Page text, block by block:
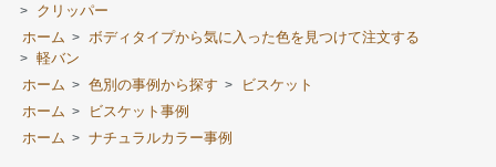
>
クリッパー
ホーム > ボディタイプから気に入った色を見つけて注文する
> 軽バン
ホーム > 色別の事例から探す >
ビスケット
ホーム >
ビスケット事例
ホーム > ナチュラルカラー事例